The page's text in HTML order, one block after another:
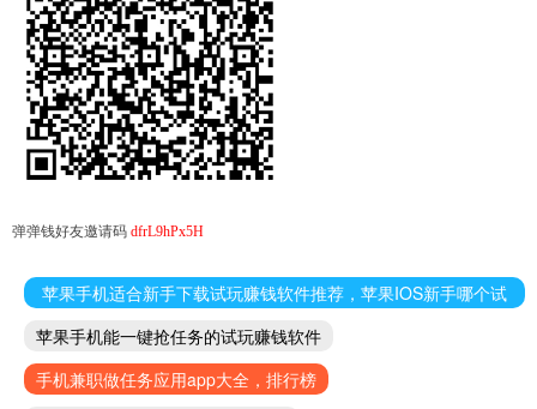
弹弹钱好友邀请码 dfrL9hPx5H
苹果手机适合新手下载试玩赚钱软件推荐，苹果IOS新手哪个试
玩赚钱软件好
苹果手机能一键抢任务的试玩赚钱软件
手机兼职做任务应用app大全，排行榜